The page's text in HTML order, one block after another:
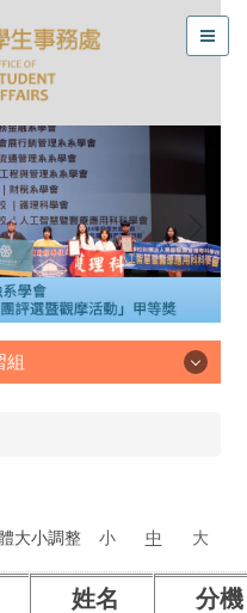
組
習組
大小調整 小 中 大
姓名 分機